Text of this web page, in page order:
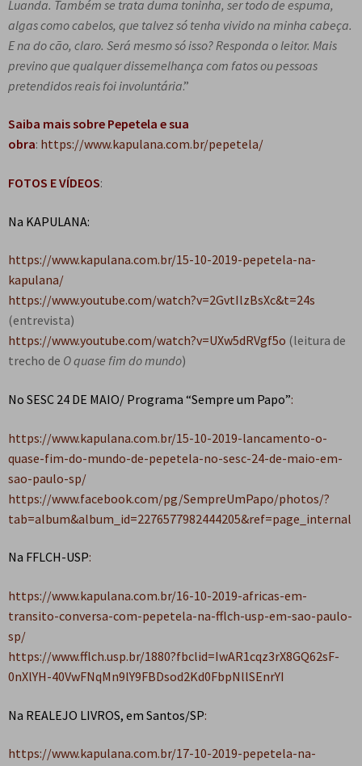
Luanda. Também se trata duma toninha, ser todo de espuma,
algas como cabelos, que talvez só tenha vivido na minha cabeça.
E na do cão, claro. Será mesmo só isso? Responda o leitor. Mais
previno que qualquer dissemelhança com fatos ou pessoas
pretendidos reais foi involuntária.”
Saiba mais sobre Pepetela e sua
obra: https://www.kapulana.com.br/pepetela/
FOTOS E VÍDEOS:
Na KAPULANA:
https://www.kapulana.com.br/15-10-2019-pepetela-na-
kapulana/
https://www.youtube.com/watch?v=2GvtIlzBsXc&t=24s
(entrevista)
https://www.youtube.com/watch?v=UXw5dRVgf5o (leitura de
trecho de O quase fim do mundo)
No SESC 24 DE MAIO/ Programa “Sempre um Papo”:
https://www.kapulana.com.br/15-10-2019-lancamento-o-
quase-fim-do-mundo-de-pepetela-no-sesc-24-de-maio-em-
sao-paulo-sp/
https://www.facebook.com/pg/SempreUmPapo/photos/?
tab=album&album_id=2276577982444205&ref=page_internal
Na FFLCH-USP:
https://www.kapulana.com.br/16-10-2019-africas-em-
transito-conversa-com-pepetela-na-fflch-usp-em-sao-paulo-
sp/
https://www.fflch.usp.br/1880?fbclid=IwAR1cqz3rX8GQ62sF-
0nXlYH-40VwFNqMn9lY9FBDsod2Kd0FbpNllSEnrYI
Na REALEJO LIVROS, em Santos/SP:
https://www.kapulana.com.br/17-10-2019-pepetela-na-